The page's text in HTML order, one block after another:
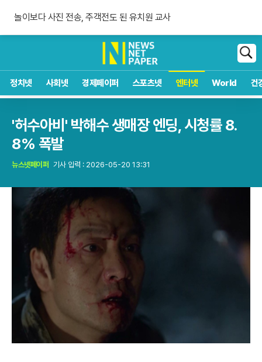
검
색
정치넷 사회넷 경제페이퍼 스포츠넷 엔터넷 World 건
놀이보다 사진 전송, 주객전도 된 유치원 교사
숀 멘데스 공개 열애, 브루나에 사랑 고백
'허수아비' 박해수 생매장 엔딩, 시청률 8.
8% 폭발
뉴스넷페이퍼 기사 입력 : 2026-05-20 13:31